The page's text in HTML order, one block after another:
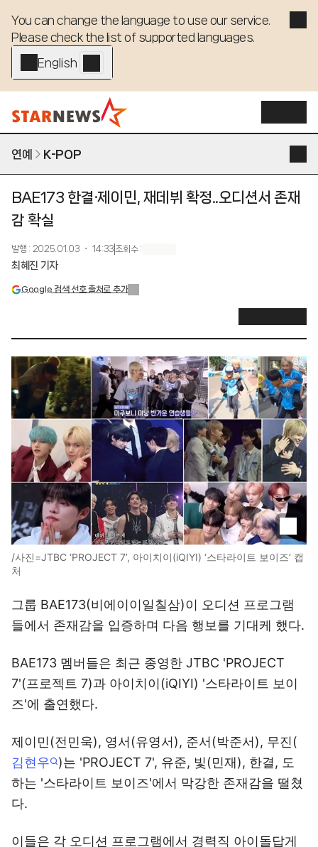
You can change the language to use our service.
Please check the list of supported languages.
English - EN
연예 K-POP
BAE173 한결·제이민, 재데뷔 확정..오디션서 존재
감 확실
발행 : 2025.01.03 ・ 14:33 조회수:
최혜진 기자
Google 검색 선호 출처로 추가
/사진=JTBC ‘PROJECT 7’, 아이치이(iQIYI) ‘스타라이트 보이즈’ 캡
처
그룹 BAE173(비에이이일칠삼)이 오디션 프로그램
들에서 존재감을 입증하며 다음 행보를 기대케 했다.
BAE173 멤버들은 최근 종영한 JTBC 'PROJECT
7'(프로젝트 7)과 아이치이(iQIYI) '스타라이트 보이
즈'에 출연했다.
제이민(전민욱), 영서(유영서), 준서(박준서), 무진(
김현우
)는 'PROJECT 7', 유준, 빛(민재), 한결, 도
하는 '스타라이트 보이즈'에서 막강한 존재감을 떨쳤
다.
이들은 각 오디션 프로그램에서 경력직 아이돌답게